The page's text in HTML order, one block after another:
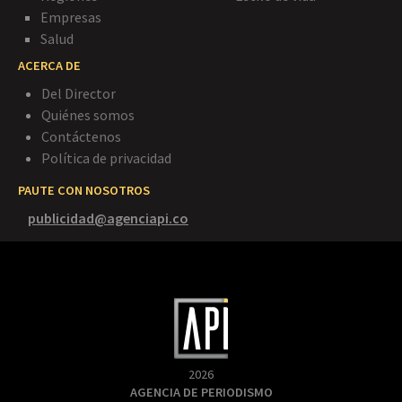
Empresas
Salud
ACERCA DE
Del Director
Quiénes somos
Contáctenos
Política de privacidad
PAUTE CON NOSOTROS
publicidad@agenciapi.co
2026
AGENCIA DE PERIODISMO